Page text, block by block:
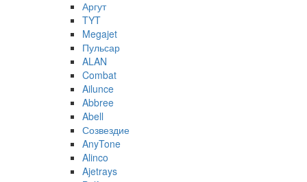
Аргут
TYT
Megajet
Пульсар
ALAN
Combat
Ailunce
Abbree
Abell
Созвездие
AnyTone
Alinco
Ajetrays